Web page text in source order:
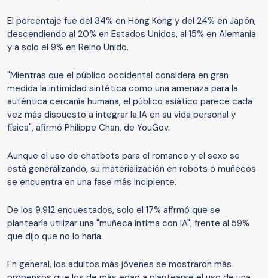
El porcentaje fue del 34% en Hong Kong y del 24% en Japón,
descendiendo al 20% en Estados Unidos, al 15% en Alemania
y a solo el 9% en Reino Unido.
"Mientras que el público occidental considera en gran
medida la intimidad sintética como una amenaza para la
auténtica cercanía humana, el público asiático parece cada
vez más dispuesto a integrar la IA en su vida personal y
física", afirmó Philippe Chan, de YouGov.
Aunque el uso de chatbots para el romance y el sexo se
está generalizando, su materialización en robots o muñecos
se encuentra en una fase más incipiente.
De los 9.912 encuestados, solo el 17% afirmó que se
plantearía utilizar una "muñeca íntima con IA", frente al 59%
que dijo que no lo haría.
En general, los adultos más jóvenes se mostraron más